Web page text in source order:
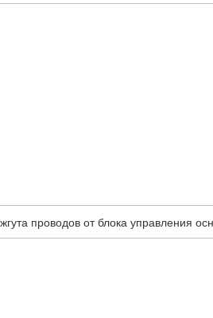
проводов от блока управления